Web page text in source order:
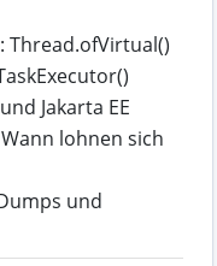
Thread.ofVirtual()
Jakarta EE
lohnen sich
und